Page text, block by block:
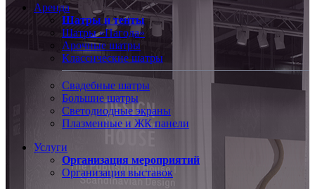
Аренда
Шатры и тенты
Шатры «Пагода»
Арочные шатры
Классические шатры
Свадебные шатры
Большие шатры
Светодиодные экраны
Плазменные и ЖК панели
Услуги
Организация мероприятий
Организация выставок